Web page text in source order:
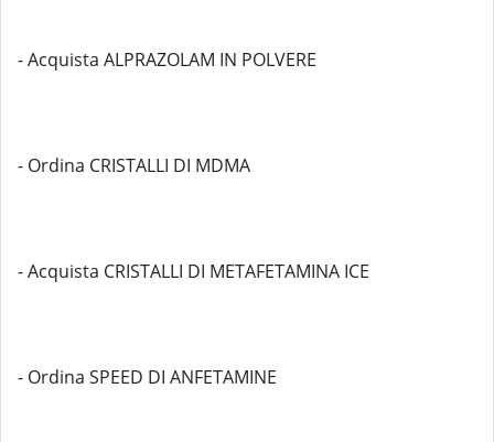
- Acquista ALPRAZOLAM IN POLVERE
- Ordina CRISTALLI DI MDMA
- Acquista CRISTALLI DI METAFETAMINA ICE
- Ordina SPEED DI ANFETAMINE